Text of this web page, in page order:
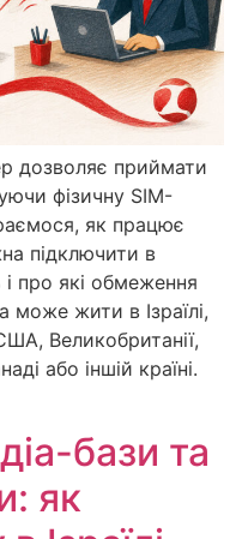
дозволяє приймати
фізичну SIM-
як працює
підключити в
про які обмеження
може жити в Ізраїлі,
Великобританії,
або іншій країні.
бази та
як